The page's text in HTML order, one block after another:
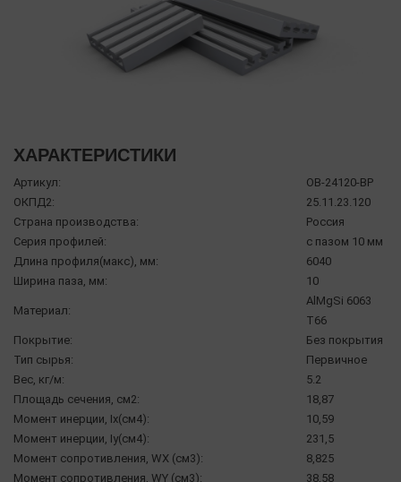
ХАРАКТЕРИСТИКИ
Артикул:
OB-24120-BP
ОКПД2:
25.11.23.120
Страна производства:
Россия
Серия профилей:
с пазом 10 мм
Длина профиля(макс), мм:
6040
Ширина паза, мм:
10
Материал:
AlMgSi 6063
Т66
Покрытие:
Без покрытия
Тип сырья:
Первичное
Вес, кг/м:
5.2
Площадь сечения, см2:
18,87
Момент инерции, Ix(см4):
10,59
Момент инерции, Iy(см4):
231,5
Момент сопротивления, WX (см3):
8,825
Момент сопротивления, WY (см3):
38,58